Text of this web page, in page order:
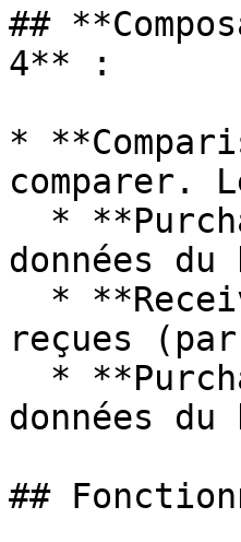
##
4** :
*
comparer.
données du
reçues
données
##